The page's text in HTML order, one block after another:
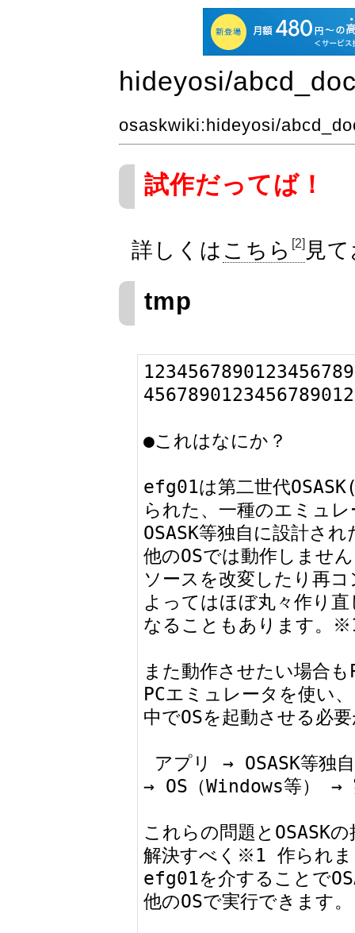
hideyosi​/
osaskwiki:hideyosi/
試作だってば！
詳しくは こちら [2]見
tmp
●これはなにか？
efg01は第二世代
られた、一種のエミュ
OSASK等独自に設計さ
他のOSでは動作しませ
ソースを改変したり再
よってはほぼ丸々作り直
なることもあります。
また動作させたい場合も
PCエミュレータを使い、
中でOSを起動させる必
→ OS（Windows等） →
これらの問題とOSASK
解決すべく※1 作られま
efg01を介することで
他のOSで実行できます。